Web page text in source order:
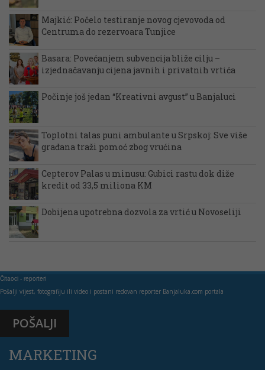
Majkić: Počelo testiranje novog cjevovoda od
Centruma do rezervoara Tunjice
Basara: Povećanjem subvencija bliže cilju –
izjednačavanju cijena javnih i privatnih vrtića
Počinje još jedan “Kreativni avgust” u Banjaluci
Toplotni talas puni ambulante u Srpskoj: Sve više
građana traži pomoć zbog vrućina
Cepterov Palas u minusu: Gubici rastu dok diže
kredit od 33,5 miliona KM
Dobijena upotrebna dozvola za vrtić u Novoseliji
Čitaoci - reporteri
Pošalji vijest, fotografiju ili video i postani redovan reporter Banjaluka.com portala
POŠALJI
MARKETING